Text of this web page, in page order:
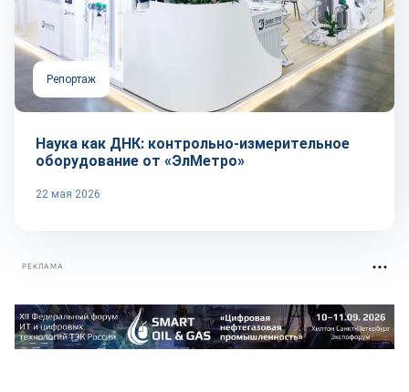
Репортаж
Наука как ДНК: контрольно-измерительное
оборудование от «ЭлМетро»
22 мая 2026
РЕКЛАМА